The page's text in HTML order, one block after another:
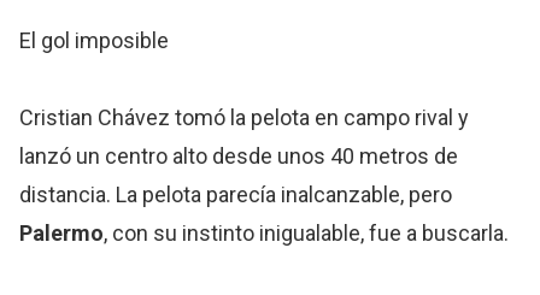
El gol imposible
Cristian Chávez tomó la pelota en campo rival y
lanzó un centro alto desde unos 40 metros de
distancia. La pelota parecía inalcanzable, pero
Palermo, con su instinto inigualable, fue a buscarla.